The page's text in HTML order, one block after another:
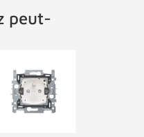
peut-